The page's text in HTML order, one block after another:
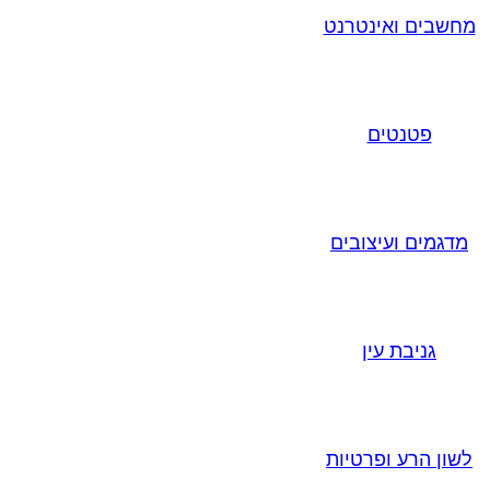
מחשבים ואינטרנט
פטנטים
מדגמים ועיצובים
גניבת עין
לשון הרע ופרטיות